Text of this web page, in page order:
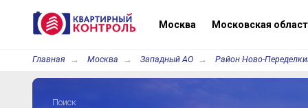
Москва Московская
Главная Москва Западный АО Район Ново-
Поиск